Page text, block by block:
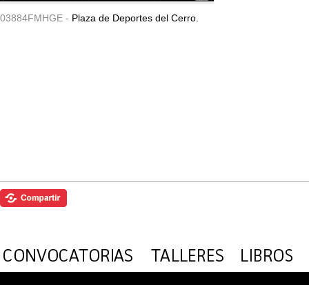
03884FMHGE - Plaza de Deportes del Cerro.